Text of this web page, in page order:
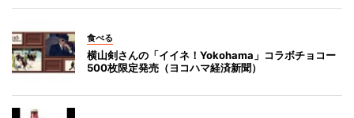
食べる
横山剣さんの「イイネ！Yokohama」コラボチョコー
500枚限定発売（ヨコハマ経済新聞）